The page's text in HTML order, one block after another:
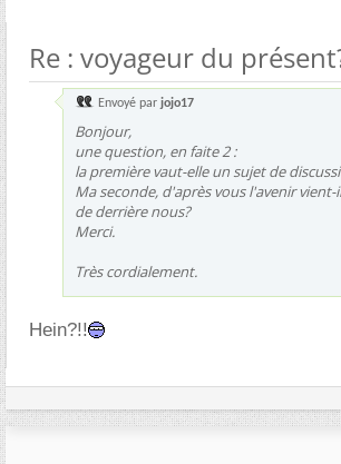
Re : voyageur du
Envoyé par jojo17
Bonjour,
une question, en faite 2 :
la première vaut-elle un sujet de
Ma seconde, d'après vous l'avenir
de derrière nous?
Merci.
Très cordialement.
Hein?!!